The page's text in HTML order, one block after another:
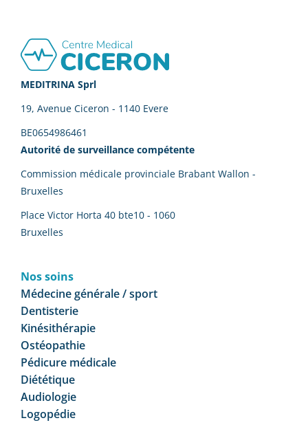
Footer
MEDITRINA Sprl
19, Avenue Ciceron - 1140 Evere
BE0654986461
Autorité de surveillance compétente
Commission médicale provinciale Brabant Wallon -
Bruxelles
Place Victor Horta 40 bte10 - 1060
Bruxelles
Nos soins
Médecine générale / sport
Dentisterie
Kinésithérapie
Ostéopathie
Pédicure médicale
Diététique
Audiologie
Logopédie